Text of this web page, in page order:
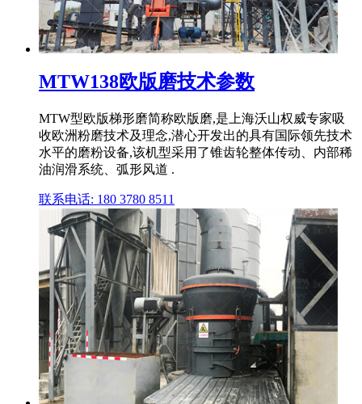
MTW138欧版磨技术参数
MTW型欧版梯形磨简称欧版磨,是上海沃山权威专家吸
收欧洲粉磨技术及理念,潜心开发出的具有国际领先技术
水平的磨粉设备,该机型采用了锥齿轮整体传动、内部稀
油润滑系统、弧形风道 .
联系电话: 180 3780 8511